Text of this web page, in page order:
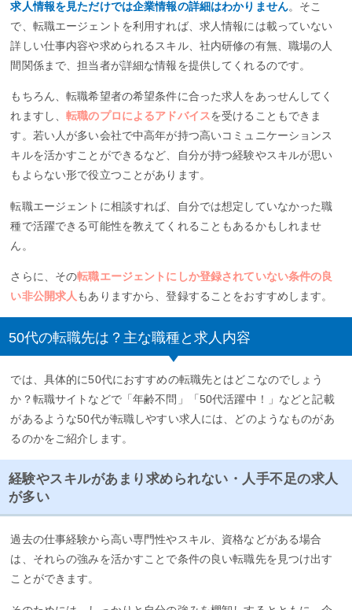
求人情報を見ただけでは企業情報の詳細はわかりません。そこ
で、転職エージェントを利用すれば、求人情報には載っていない
詳しい仕事内容や求められるスキル、社内研修の有無、職場の人
間関係まで、担当者が詳細な情報を提供してくれるのです。
もちろん、転職希望者の希望条件に合った求人をあっせんしてく
れますし、転職のプロによるアドバイスを受けることもできま
す。若い人が多い会社で中高年が持つ高いコミュニケーションス
キルを活かすことができるなど、自分が持つ経験やスキルが思い
もよらない形で役立つことがあります。
転職エージェントに相談すれば、自分では想定していなかった職
種で活躍できる可能性を教えてくれることもあるかもしれませ
ん。
さらに、その転職エージェントにしか登録されていない条件の良
い非公開求人 もありますから、登録することをおすすめします。
50代の転職先は？主な職種と求人内容
では、具体的に50代におすすめの転職先とはどこなのでしょう
か？転職サイトなどで「年齢不問」「50代活躍中！」などと記載
があるような50代が転職しやすい求人には、どのようなものがあ
るのかをご紹介します。
経験やスキルがあまり求められない・人手不足の求人
が多い
過去の仕事経験から高い専門性やスキル、資格などがある場合
は、それらの強みを活かすことで条件の良い転職先を見つけ出す
ことができます。